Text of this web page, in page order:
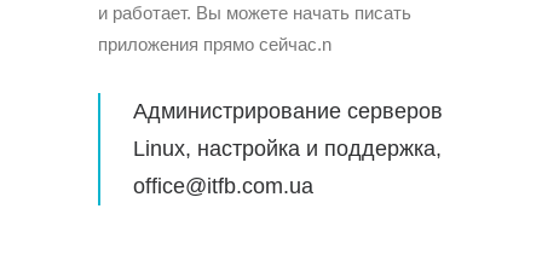
и работает. Вы можете начать писать
приложения прямо сейчас.n
Администрирование серверов
Linux, настройка и поддержка,
office@itfb.com.ua